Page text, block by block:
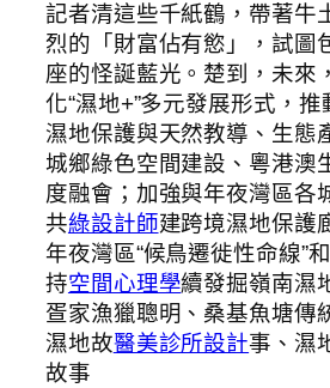
記者清這些千紙鶴，帶著牛
烈的「財富佔有慾」，試圖
座的怪誕藍光。楚到，未來
化“濕地+”多元發展形式，推
濕地保護與天然教導、生態
城鄉綠色空間建設、粵港澳
度融會；加強與年夜灣區各
共綠設計師建跨境濕地保護
年夜灣區“候鳥遷徙性命線”
持空間心理學續發掘嶺南濕
疍家漁獵聰明、桑基魚塘傳
濕地故醫美診所設計事、濕
故事